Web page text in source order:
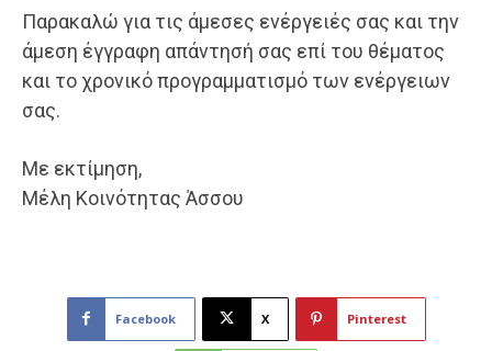
Παρακαλώ για τις άμεσες ενέργειές σας και την
άμεση έγγραφη απάντησή σας επί του θέματος
και το χρονικό προγραμματισμό των ενέργειων
σας.
Με εκτίμηση,
Μέλη Κοινότητας Άσσου
Facebook X Pinterest